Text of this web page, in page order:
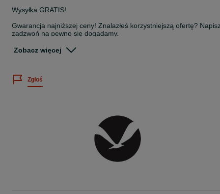
Wysyłka GRATIS!
Gwarancja najniższej ceny! Znalazłeś korzystniejszą ofertę?
zadzwoń na pewno się dogadamy.
Gwarancja Polska
pionierskie badania Wharfedale w latach 60., 70. i 80., z linią
sięgającą 1965 r., LINTON zawsze był produkowany zgodnie z
dźwięku i przystępność cenową w pięknie proporcjonalnym
który został kupiony w milionach egzemplarzy na całym świecie
Oryginalny LINTON był dobrze znany ze swojego ciepłego,
bogatego i naturalnego brzmienia, a nowy Wharfedale LINTON
zachowuje tę pozycję, ale nasyca go otwartym, szczegółowym
Zobacz więcej
Zgłoś